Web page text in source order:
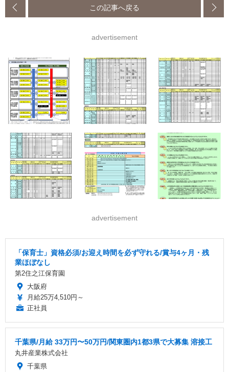
この記事へ戻る
advertisement
advertisement
「保育士」資格必須/お迎え時間を必ず守れる/賞与4ヶ月・残
業ほぼなし
第2住之江保育園
大阪府
月給25万4,510円～
正社員
千葉県/月給 33万円〜50万円/関東圏内1都3県で大募集 溶接工
丸井産業株式会社
千葉県